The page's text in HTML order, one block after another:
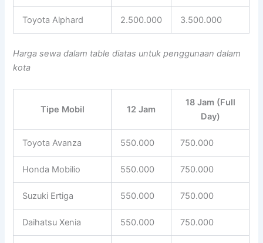
Toyota Alphard 2.500.000 3.500.000
Harga sewa dalam table diatas untuk penggunaan dalam
kota
Tipe Mobil 12 Jam
18 Jam (Full
Day)
Toyota Avanza 550.000 750.000
Honda Mobilio 550.000 750.000
Suzuki Ertiga 550.000 750.000
Daihatsu Xenia 550.000 750.000